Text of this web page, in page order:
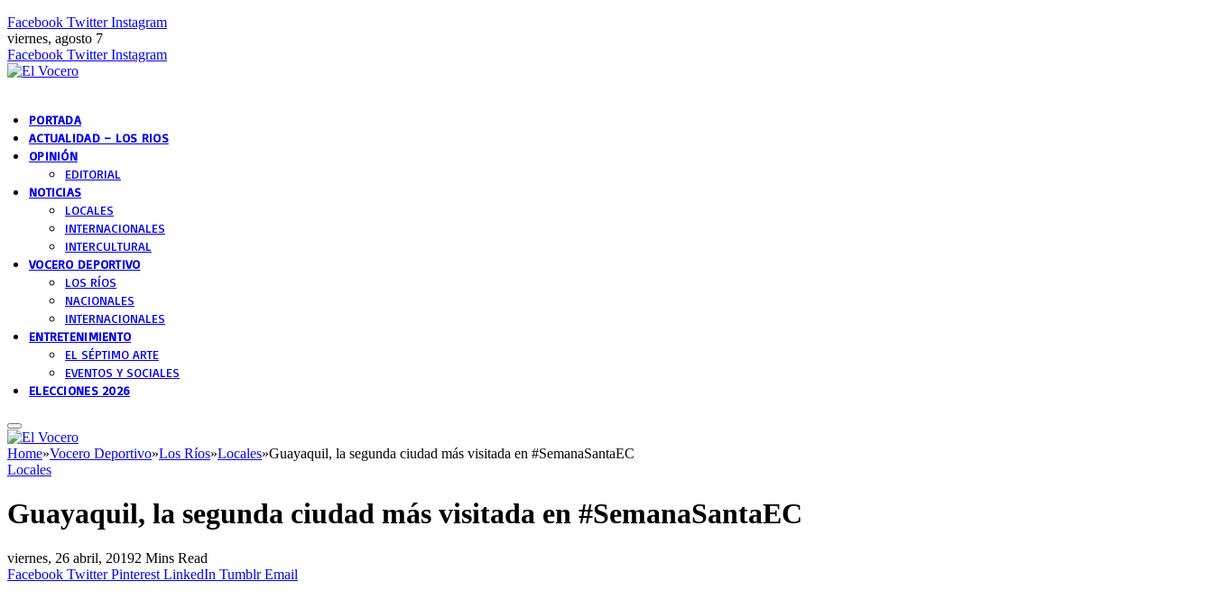
Facebook Twitter Instagram
viernes, agosto 7
Facebook Twitter Instagram
PORTADA
ACTUALIDAD – LOS RIOS
OPINIÓN
EDITORIAL
NOTICIAS
LOCALES
INTERNACIONALES
INTERCULTURAL
VOCERO DEPORTIVO
LOS RÍOS
NACIONALES
INTERNACIONALES
ENTRETENIMIENTO
EL SÉPTIMO ARTE
EVENTOS Y SOCIALES
ELECCIONES 2026
Home»Vocero Deportivo»Los Ríos»Locales»Guayaquil, la segunda ciudad más visitada en #SemanaSantaEC
Locales
Guayaquil, la segunda ciudad más visitada en #SemanaSantaEC
viernes, 26 abril, 20192 Mins Read
Facebook Twitter Pinterest LinkedIn Tumblr Email